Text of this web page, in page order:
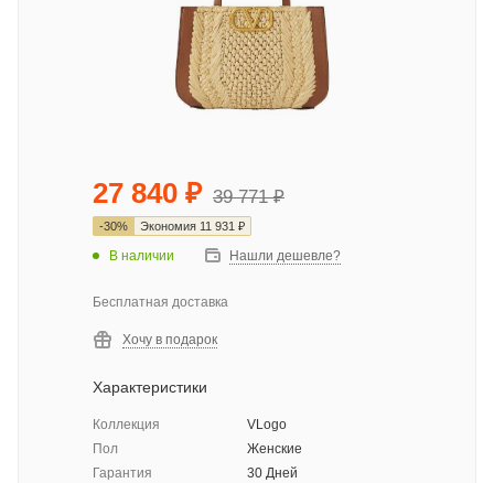
27 840 ₽ 39 771₽
-30% Экономия 11 931 ₽
В наличии Нашли дешевле?
Бесплатная доставка
Хочу в подарок
Характеристики
Коллекция
VLogo
Пол
Женские
Гарантия
30 Дней